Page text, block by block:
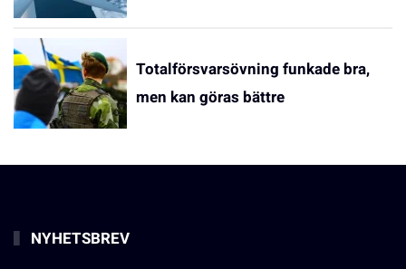
Totalförsvarsövning funkade bra,
men kan göras bättre
NYHETSBREV